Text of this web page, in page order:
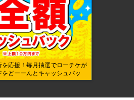
応援！毎月抽選でローチケが
どーーんとキャッシュバッ